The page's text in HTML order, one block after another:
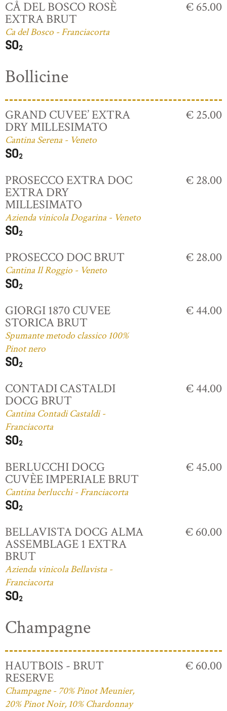
CÅ DEL BOSCO ROSÈ
EXTRA BRUT
Ca del Bosco - Franciacorta
€ 65.00
Bollicine
GRAND CUVEE’ EXTRA
DRY MILLESIMATO
Cantina Serena - Veneto
€ 25.00
PROSECCO EXTRA DOC
EXTRA DRY
MILLESIMATO
Azienda vinicola Dogarina - Veneto
€ 28.00
PROSECCO DOC BRUT
Cantina Il Roggio - Veneto
€ 28.00
GIORGI 1870 CUVEE
STORICA BRUT
Spumante metodo classico 100%
Pinot nero
€ 44.00
CONTADI CASTALDI
DOCG BRUT
Cantina Contadi Castaldi -
Franciacorta
€ 44.00
BERLUCCHI DOCG
CUVÈE IMPERIALE BRUT
Cantina berlucchi - Franciacorta
€ 45.00
BELLAVISTA DOCG ALMA
ASSEMBLAGE 1 EXTRA
BRUT
Azienda vinicola Bellavista -
Franciacorta
€ 60.00
Champagne
HAUTBOIS - BRUT
RESERVE
Champagne - 70% Pinot Meunier,
20% Pinot Noir, 10% Chardonnay
€ 60.00